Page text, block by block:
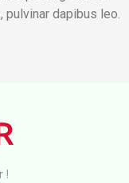
dapibus leo.
!